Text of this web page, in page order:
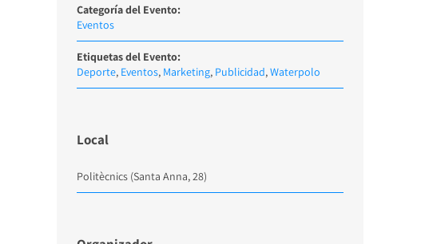
Categoría del Evento:
Eventos
Etiquetas del Evento:
Deporte, Eventos, Marketing, Publicidad,Waterpolo
Local
Politècnics (Santa Anna, 28)